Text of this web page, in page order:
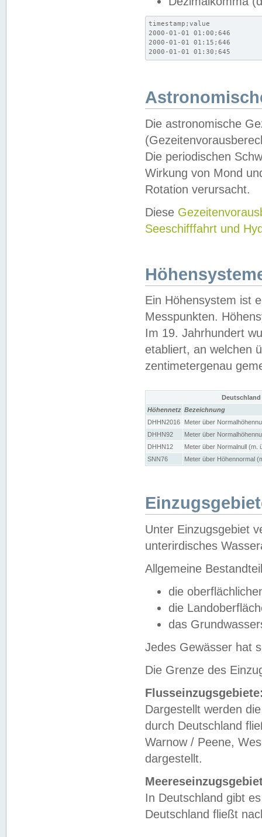
timestamp;value
2000-01-01 01:00;646
2000-01-01 01:15;646
2000-01-01 01:30;645
Die astronomische
Die periodischen
Wirkung von Mond
Rotation verursacht.
Diese
Seeschifffahrt und
Ein Höhensystem ist
Messpunkten.
Im 19. Jahrhundert
etabliert, an welchen
zentimetergenau
Höhennetz Bezeichnung
DHHN2016
Meter über
DHHN92
Meter über
DHHN12
Meter über Normalnull (m.
SNN76
Meter über Höhennormal
Unter Einzugsgebiet
unterirdisches
Allgemeine
die
die
das
Jedes Gewässer hat
Die Grenze des
Dargestellt werden
durch Deutschland
Warnow / Peene,
dargestellt.
In Deutschland gibt
Deutschland fließt